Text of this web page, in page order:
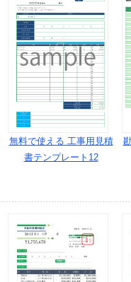
無料で使える 工事用見積
書テンプレート12